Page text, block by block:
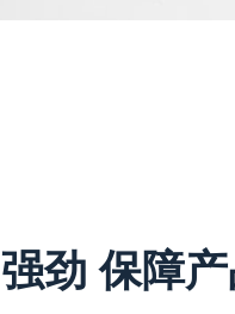
劲 保障